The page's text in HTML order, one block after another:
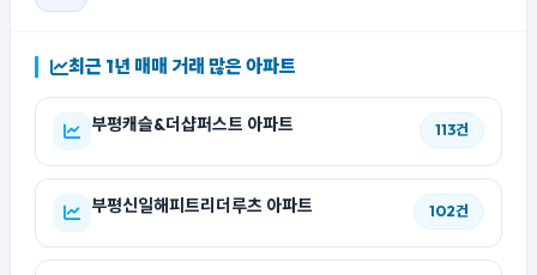
최근 1년 매매 거래 많은 아파트
부평캐슬&더샵퍼스트 아파트 113건
부평신일해피트리더루츠 아파트 102건